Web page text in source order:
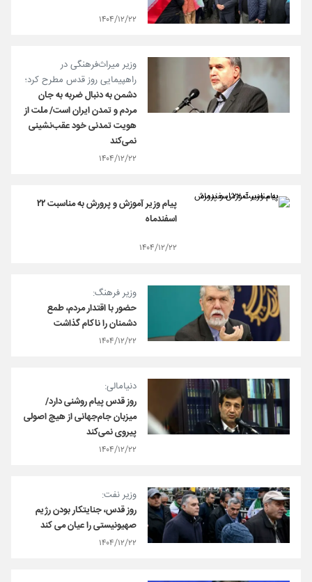
۱۴۰۴/۱۲/۲۲
وزیر میراث‌فرهنگی در
راهپیمایی روز قدس مطرح کرد؛
دشمن به دنبال ضربه به جان
مردم و تمدن ایران است/ ملت از
هویت تمدنی خود عقب‌نشینی
نمی‌کند
۱۴۰۴/۱۲/۲۲
پیام وزیر آموزش و پرورش به مناسبت ۲۲
اسفندماه
۱۴۰۴/۱۲/۲۲
وزیر فرهنگ:
حضور با اقتدار مردم، طمع
دشمنان را ناکام گذاشت
۱۴۰۴/۱۲/۲۲
دنیامالی:
روز قدس پیام روشنی دارد/
میزبان جام‌جهانی از هیچ اصولی
پیروی نمی‌کند
۱۴۰۴/۱۲/۲۲
وزیر نفت:
روز قدس، جنایتکار بودن رژیم
صهیونیستی را عیان می کند
۱۴۰۴/۱۲/۲۲